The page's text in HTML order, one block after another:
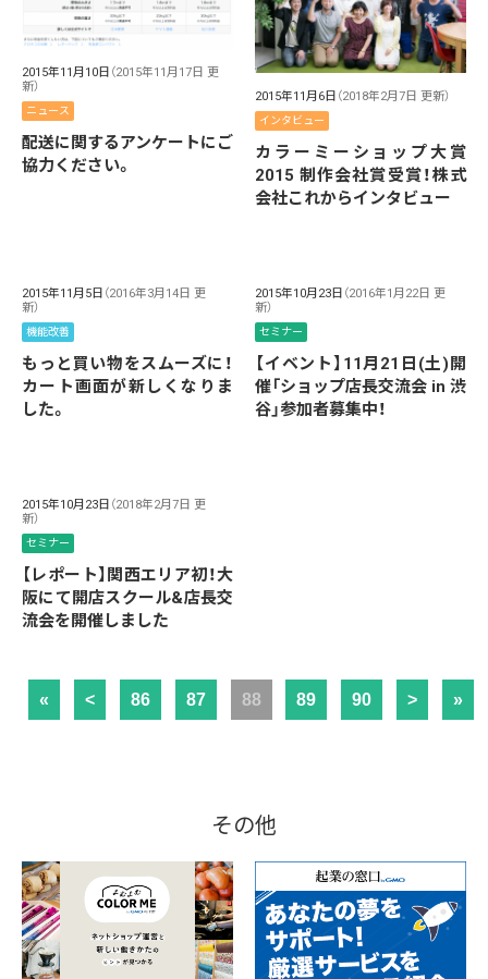
2015年11月10日 （2015年11月17日 更
新）
ニュース
配送に関するアンケートにご
協力ください。
2015年11月6日 （2018年2月7日 更新）
インタビュー
カラーミーショップ大賞
2015 制作会社賞受賞！株式
会社これからインタビュー
2015年11月5日 （2016年3月14日 更
新）
機能改善
もっと買い物をスムーズに！
カート画面が新しくなりま
した。
2015年10月23日 （2016年1月22日 更
新）
セミナー
【イベント】11月21日(土)開
催「ショップ店長交流会 in 渋
谷」参加者募集中！
2015年10月23日 （2018年2月7日 更
新）
セミナー
【レポート】関西エリア初！大
阪にて開店スクール&店長交
流会を開催しました
« < 86 87 88 89 90 > »
その他